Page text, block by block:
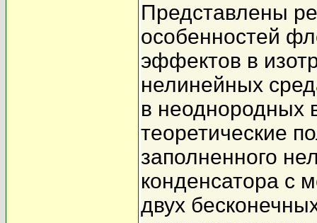
Представлены
особенностей
эффектов в
нелинейных
в неоднородных
теоретические
заполненного
конденсатора с
двух